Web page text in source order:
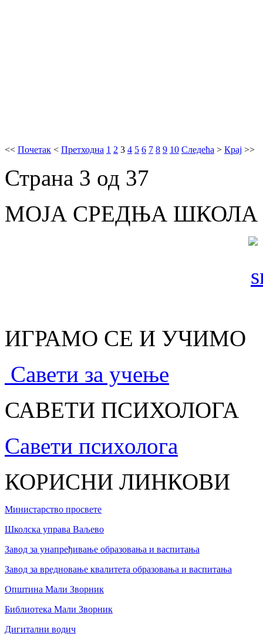
<< Почетак < Претходна 1 2 3 4 5 6 7 8 9 10 Следећа > Крај >>
Страна 3 од 37
МОЈА СРЕДЊА ШКОЛА
ИГРАМО СЕ И УЧИМО
Савети за учење
САВЕТИ ПСИХОЛОГА
Савети психолога
КОРИСНИ ЛИНКОВИ
Министарство просвете
Школска управа Ваљево
Завод за унапређивање образовања и васпитања
Завод за вредновање квалитета образовања и васпитања
Општина Мали Зворник
Библиотека Мали Зворник
Дигитални водич